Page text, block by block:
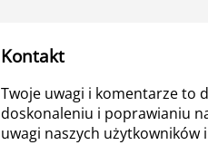
Kontakt
Twoje uwagi i komentarze to
doskonaleniu i poprawianiu
uwagi naszych użytkowników